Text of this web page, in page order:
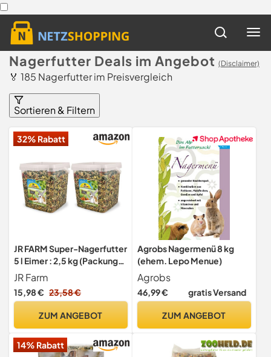
Nagerfutter Deals im Angebot (Disclaimer)
🏅 185 Nagerfutter im Preisvergleich
Sortieren & Filtern
32% Rabatt
JR FARM Super-Nagerfutter
5 l Eimer : 2,5 kg (Packung
mit 2)
JR Farm
15,98 € 23,58 €
ZUM ANGEBOT
Agrobs Nagermenü 8 kg
(ehem. Lepo Menue)
Agrobs
46,99 € gratis Versand
ZUM ANGEBOT
14% Rabatt